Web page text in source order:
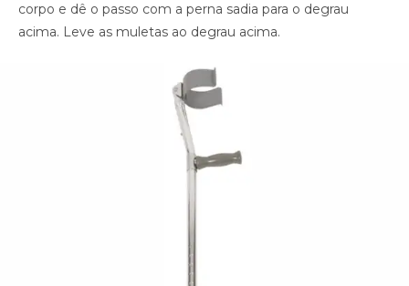
corpo e dê o passo com a perna sadia para o degrau
acima. Leve as muletas ao degrau acima.